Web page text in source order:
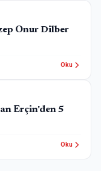
Onur Dilber
Oku
Erçin'den 5
Oku